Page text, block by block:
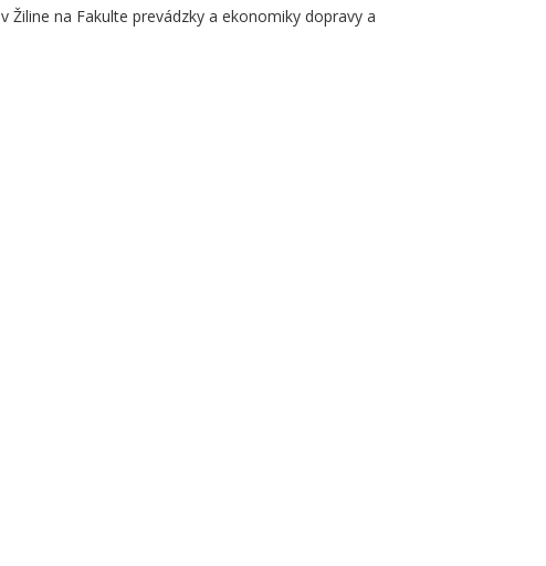
na Fakulte prevádzky a ekonomiky dopravy a